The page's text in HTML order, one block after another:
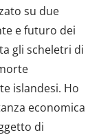
su due
e futuro dei
gli scheletri di
islandesi. Ho
economica
di